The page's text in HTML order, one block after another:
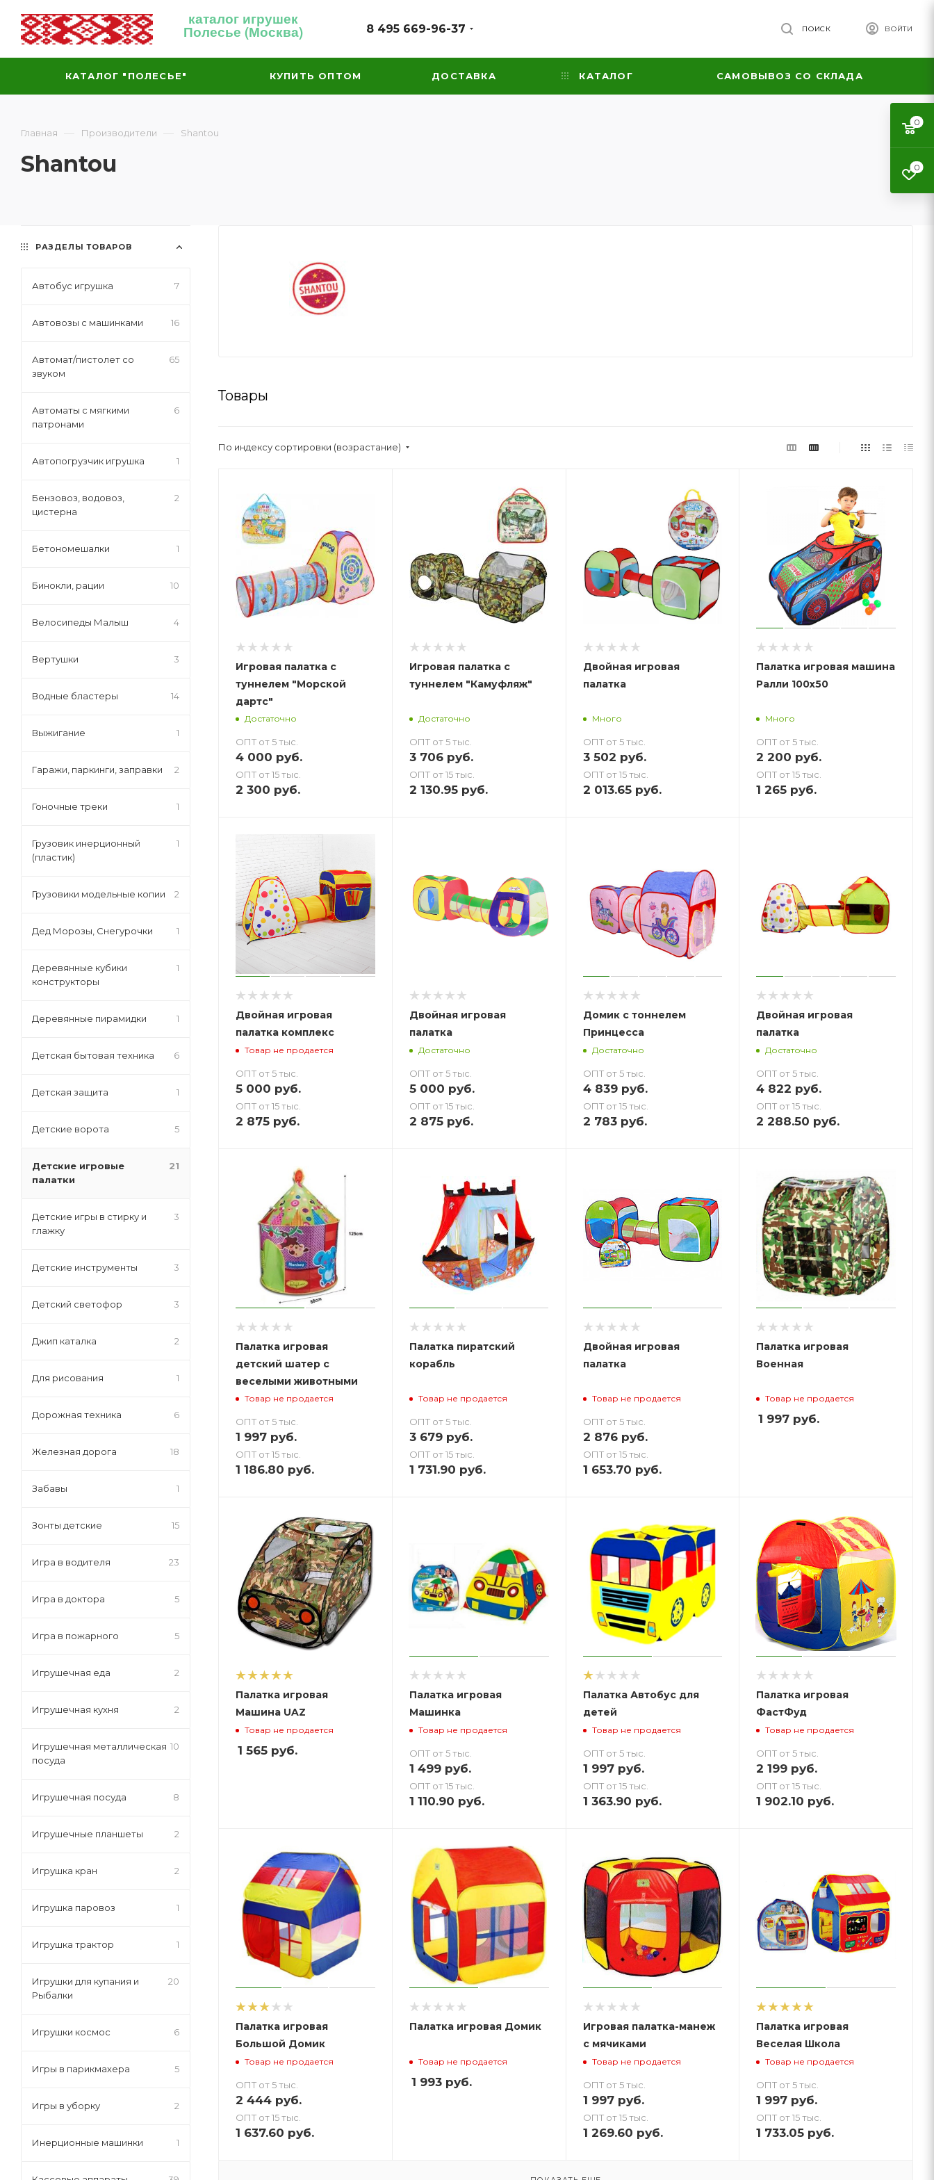
каталог игрушек
Полесье (Москва) 8 495 669-96-37 ВОЙТИ
ПОИСК
КАТАЛОГ "ПОЛЕСЬЕ" КУПИТЬ ОПТОМ ДОСТАВКА КАТАЛОГ САМОВЫВОЗ СО СКЛАДА
Главная — Производители — Shantou
Shantou
Товары
По индексу сортировки (возрастание)
Игровая палатка с
туннелем "Морской
дартс"
Достаточно
ОПТ от 5 тыс.
4 000 руб.
ОПТ от 15 тыс.
2 300 руб.
Игровая палатка с
туннелем "Камуфляж"
Достаточно
ОПТ от 5 тыс.
3 706руб.
ОПТ от 15 тыс.
2 130.95руб.
Двойная игровая
палатка
Много
ОПТ от 5 тыс.
3 502 руб.
ОПТ от 15 тыс.
2 013.65руб.
Палатка игровая машина
Ралли 100х50
Много
ОПТ от 5 тыс.
2 200 руб.
ОПТ от 15 тыс.
1 265 руб.
Двойная игровая
палатка комплекс
Товар не продается
ОПТ от 5 тыс.
5 000 руб.
ОПТ от 15 тыс.
2 875 руб.
Двойная игровая
палатка
Достаточно
ОПТ от 5 тыс.
5 000 руб.
ОПТ от 15 тыс.
2 875руб.
Домик с тоннелем
Принцесса
Достаточно
ОПТ от 5 тыс.
4 839руб.
ОПТ от 15 тыс.
2 783руб.
Двойная игровая
палатка
Достаточно
ОПТ от 5 тыс.
4 822 руб.
ОПТ от 15 тыс.
2 288.50 руб.
Палатка игровая
детский шатер с
веселыми животными
Товар не продается
ОПТ от 5 тыс.
1 997 руб.
ОПТ от 15 тыс.
1 186.80 руб.
Палатка пиратский
корабль
Товар не продается
ОПТ от 5 тыс.
3 679руб.
ОПТ от 15 тыс.
1 731.90 руб.
Двойная игровая
палатка
Товар не продается
ОПТ от 5 тыс.
2 876руб.
ОПТ от 15 тыс.
1 653.70 руб.
Палатка игровая
Военная
Товар не продается
1 997 руб.
Палатка игровая
Машина UAZ
Товар не продается
1 565 руб.
Палатка игровая
Машинка
Товар не продается
ОПТ от 5 тыс.
1 499руб.
ОПТ от 15 тыс.
1 110.90 руб.
Палатка Автобус для
детей
Товар не продается
ОПТ от 5 тыс.
1 997руб.
ОПТ от 15 тыс.
1 363.90 руб.
Палатка игровая
ФастФуд
Товар не продается
ОПТ от 5 тыс.
2 199 руб.
ОПТ от 15 тыс.
1 902.10 руб.
Палатка игровая
Большой Домик
Товар не продается
ОПТ от 5 тыс.
2 444 руб.
ОПТ от 15 тыс.
1 637.60 руб.
Палатка игровая Домик
Товар не продается
1 993руб.
Игровая палатка-манеж
с мячиками
Товар не продается
ОПТ от 5 тыс.
1 997руб.
ОПТ от 15 тыс.
1 269.60 руб.
Палатка игровая
Веселая Школа
Товар не продается
ОПТ от 5 тыс.
1 997 руб.
ОПТ от 15 тыс.
1 733.05 руб.
РАЗДЕЛЫ ТОВАРОВ
Автобус игрушка 7
Автовозы с машинками 16
Автомат/пистолет со
звуком
65
Автоматы с мягкими
патронами
6
Автопогрузчик игрушка 1
Бензовоз, водовоз,
цистерна
2
Бетономешалки 1
Бинокли, рации 10
Велосипеды Малыш 4
Вертушки 3
Водные бластеры 14
Выжигание 1
Гаражи, паркинги, заправки 2
Гоночные треки 1
Грузовик инерционный
(пластик)
1
Грузовики модельные копии 2
Дед Морозы, Снегурочки 1
Деревянные кубики
конструкторы
1
Деревянные пирамидки 1
Детская бытовая техника 6
Детская защита 1
Детские ворота 5
Детские игровые
палатки
21
Детские игры в стирку и
глажку
3
Детские инструменты 3
Детский светофор 3
Джип каталка 2
Для рисования 1
Дорожная техника 6
Железная дорога 18
Забавы 1
Зонты детские 15
Игра в водителя 23
Игра в доктора 5
Игра в пожарного 5
Игрушечная еда 2
Игрушечная кухня 2
Игрушечная металлическая
посуда
10
Игрушечная посуда 8
Игрушечные планшеты 2
Игрушка кран 2
Игрушка паровоз 1
Игрушка трактор 1
Игрушки для купания и
Рыбалки
20
Игрушки космос 6
Игры в парикмахера 5
Игры в уборку 2
Инерционные машинки 1
0
0